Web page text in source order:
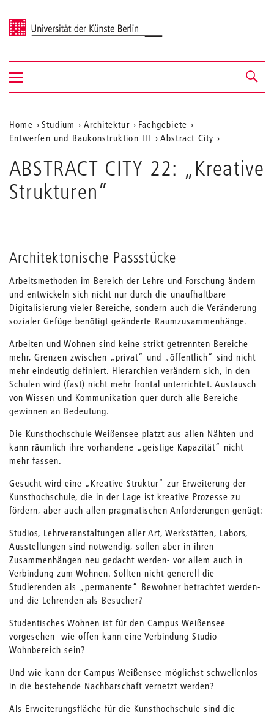
Universität der Künste Berlin
Navigation &
Suche
Navigation
ein-/ausblenden
Aktuelle
Position
auf
der
Webseite
Home Studium Architektur
Fachgebiete
Entwerfen und Baukonstruktion III
Abstract City
ABSTRACT CITY 22: „Kreative
Strukturen”
Architektonische Passstücke
Arbeitsmethoden im Bereich der Lehre und Forschung ändern
und entwickeln sich nicht nur durch die unaufhaltbare
Digitalisierung vieler Bereiche, sondern auch die Veränderung
sozialer Gefüge benötigt geänderte Raumzusammenhänge.
Arbeiten und Wohnen sind keine strikt getrennten Bereiche
mehr, Grenzen zwischen „privat“ und „öffentlich“ sind nicht
mehr eindeutig definiert. Hierarchien verändern sich, in den
Schulen wird (fast) nicht mehr frontal unterrichtet. Austausch
von Wissen und Kommunikation quer durch alle Bereiche
gewinnen an Bedeutung.
Die Kunsthochschule Weißensee platzt aus allen Nähten und
kann räumlich ihre vorhandene „geistige Kapazität“ nicht
mehr fassen.
Gesucht wird eine „Kreative Struktur“ zur Erweiterung der
Kunsthochschule, die in der Lage ist kreative Prozesse zu
fördern, aber auch allen pragmatischen Anforderungen genügt:
Studios, Lehrveranstaltungen aller Art, Werkstätten, Labors,
Ausstellungen sind notwendig, sollen aber in ihren
Zusammenhängen neu gedacht werden- vor allem auch in
Verbindung zum Wohnen. Sollten nicht generell die
Studierenden als „permanente“ Bewohner betrachtet werden-
und die Lehrenden als Besucher?
Studentisches Wohnen ist für den Campus Weißensee
vorgesehen- wie offen kann eine Verbindung Studio-
Wohnbereich sein?
Und wie kann der Campus Weißensee möglichst schwellenlos
in die bestehende Nachbarschaft vernetzt werden?
Als Erweiterungsfläche für die Kunsthochschule sind die